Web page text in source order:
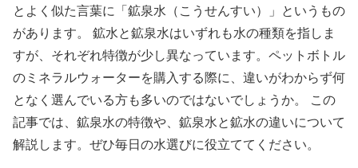
とよく似た言葉に「鉱泉水（こうせんすい）」というもの
があります。 鉱水と鉱泉水はいずれも水の種類を指しま
すが、それぞれ特徴が少し異なっています。ペットボトル
のミネラルウォーターを購入する際に、違いがわからず何
となく選んでいる方も多いのではないでしょうか。 この
記事では、鉱泉水の特徴や、鉱泉水と鉱水の違いについて
解説します。ぜひ毎日の水選びに役立ててください。